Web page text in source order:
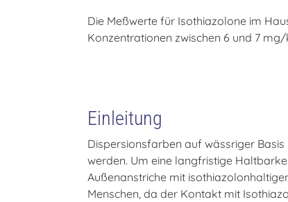
Die Meßwerte für Isothiazolone im
Konzentrationen zwischen 6 und 7
Einleitung
Dispersionsfarben auf wässriger
werden. Um eine langfristige
Außenanstriche mit
Menschen, da der Kontakt mit